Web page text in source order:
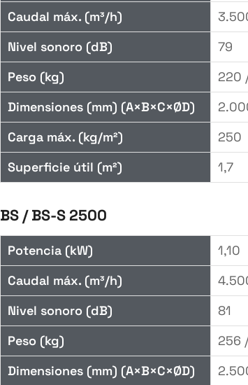
Caudal máx. (m³/h)
Nivel sonoro (dB)
79
Peso (kg)
220
Dimensiones (mm) (A×B×C×ØD)
Carga máx. (kg/m²)
250
Superficie útil (m²)
1,7
BS / BS-S 2500
Potencia (kW)
1,10
Caudal máx. (m³/h)
Nivel sonoro (dB)
81
Peso (kg)
256
Dimensiones (mm) (A×B×C×ØD)